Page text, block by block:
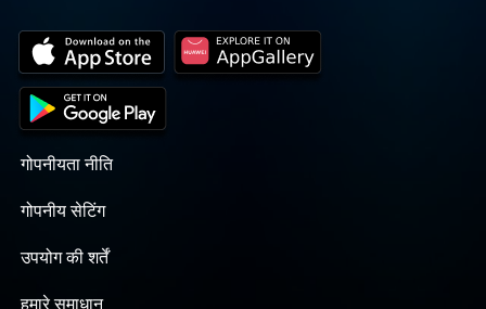
गोपनीयता नीति
गोपनीय सेटिंग
उपयोग की शर्तें
हमारे समाधान